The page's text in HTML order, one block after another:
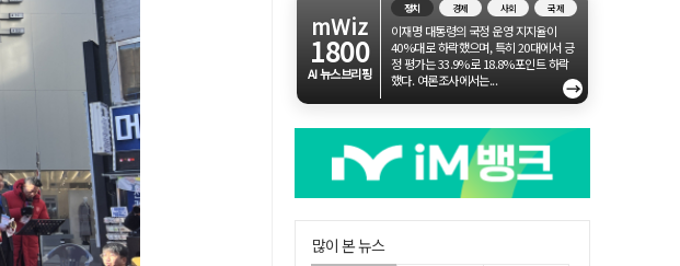
mWiz
1800
AI 뉴스브리핑
정치 경제 사회 국제
이재명 대통령의 국정 운영 지지율이
40%대로 하락했으며, 특히 20대에서 긍
정 평가는 33.9%로 18.8%포인트 하락
했다. 여론조사에서는...
→
많이 본 뉴스